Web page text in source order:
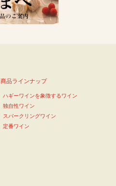
商品ラインナップ
ハギーワインを象徴するワイン
独自性ワイン
スパークリングワイン
定番ワイン